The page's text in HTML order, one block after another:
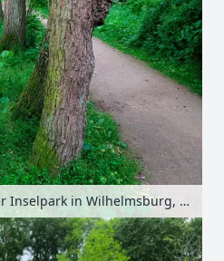
Wege im Wilhelmsburger Inselpark in Wilhelmsburg, Hamburg, Deutschland